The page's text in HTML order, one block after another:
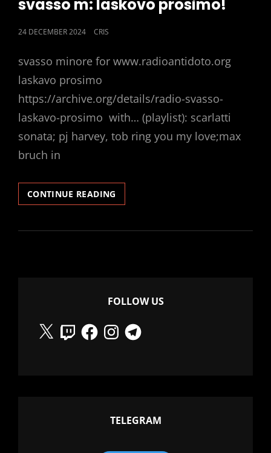
svasso m: laskovo prosimo!
POSTED
24 DECEMBER 2024 CRIS
svasso minore for www.radioantidoto.org
laskavo prosimo
https://archive.org/details/radio-svasso-
laskavo-prosimo with… (playlist): scarlatti
sonata; pj harvey, tob ring you my love;max
bruch in
CONTINUE READING
M:
PROSIMO!
FOLLOW US
X
TwitchFacebookInstagramTelegram
TELEGRAM